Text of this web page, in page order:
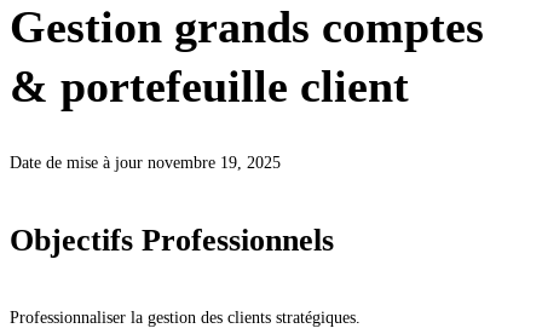
Gestion grands comptes
& portefeuille client
Date de mise à jour novembre 19, 2025
Objectifs Professionnels
Professionnaliser la gestion des clients stratégiques.